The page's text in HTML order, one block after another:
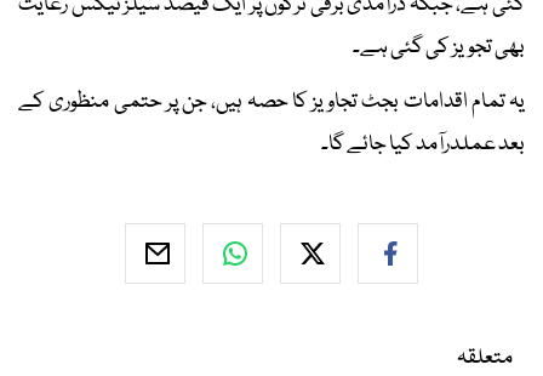
بھی تجویز کی گئی ہے۔
یہ تمام اقدامات بجٹ تجاویز کا حصہ ہیں، جن پر حتمی منظوری کے
بعد عملدرآمد کیا جائے گا۔
متعلقہ